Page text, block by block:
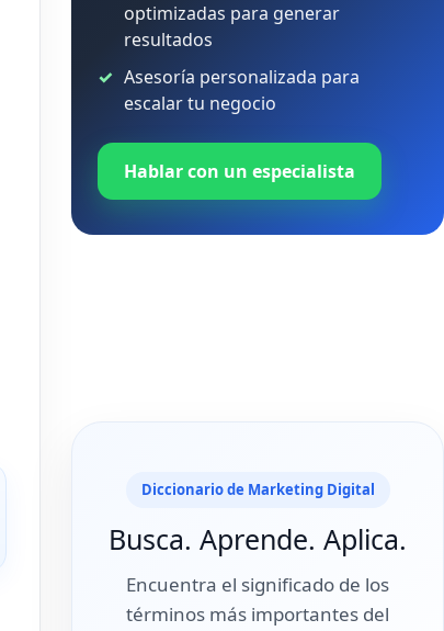
optimizadas para generar
resultados
Asesoría personalizada para
escalar tu negocio
Hablar con un especialista
Diccionario de Marketing Digital
Busca. Aprende. Aplica.
Encuentra el significado de los
términos más importantes del